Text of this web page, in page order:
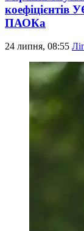
коефіцієнтів
ПАОКа
24 липня, 08:55